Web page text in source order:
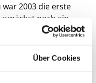
Über Cookies
war 2003 die erste
noch ein
das zu etablieren,
in der Rosenau
vom Publikum